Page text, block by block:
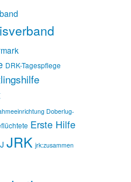
DRK-Tagespflege
Doberlug-
Erste Hilfe
JRK jrk:zusammen